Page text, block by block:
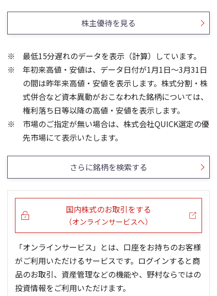
25/12
25/10
25/08
25/06
25/04
280
300
200
24/01
23/01
22/01
21/01
250
100
株主優待を見る
最低15分遅れのデータを表示（計算）しています。
年初来高値・安値は、データ日付が1月1日～3月31日
の間は昨年来高値・安値を表示します。株式分割・株
式併合など資本異動がおこなわれた銘柄については、
権利落ち日等以降の高値・安値を表示します。
市場のご指定が無い場合は、株式会社QUICK選定の優
先市場にて表示いたします。
さらに銘柄を検索する
国内株式のお取引をする
（オンラインサービスへ）
「オンラインサービス」とは、口座をお持ちのお客様
がご利用いただけるサービスです。ログインすると商
品のお取引、資産管理などの機能や、野村ならではの
投資情報をご利用いただけます。